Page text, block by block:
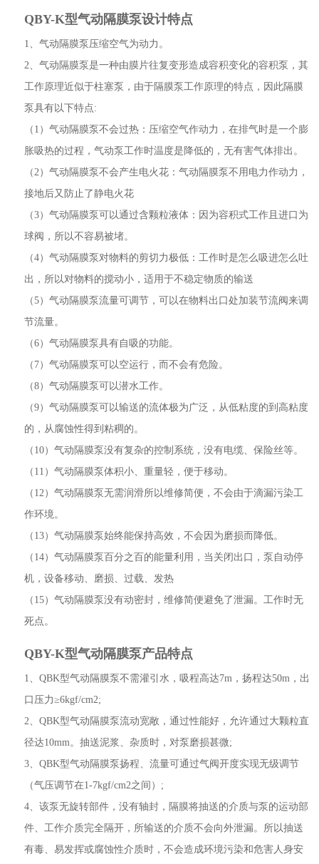
QBY-K型气动隔膜泵设计特点
1、气动隔膜泵压缩空气为动力。
2、气动隔膜泵是一种由膜片往复变形造成容积变化的容积泵，其
工作原理近似于柱塞泵，由于隔膜泵工作原理的特点，因此隔膜
泵具有以下特点:
（1）气动隔膜泵不会过热：压缩空气作动力，在排气时是一个膨
胀吸热的过程，气动泵工作时温度是降低的，无有害气体排出。
（2）气动隔膜泵不会产生电火花：气动隔膜泵不用电力作动力，
接地后又防止了静电火花
（3）气动隔膜泵可以通过含颗粒液体：因为容积式工作且进口为
球阀，所以不容易被堵。
（4）气动隔膜泵对物料的剪切力极低：工作时是怎么吸进怎么吐
出，所以对物料的搅动小，适用于不稳定物质的输送
（5）气动隔膜泵流量可调节，可以在物料出口处加装节流阀来调
节流量。
（6）气动隔膜泵具有自吸的功能。
（7）气动隔膜泵可以空运行，而不会有危险。
（8）气动隔膜泵可以潜水工作。
（9）气动隔膜泵可以输送的流体极为广泛，从低粘度的到高粘度
的，从腐蚀性得到粘稠的。
（10）气动隔膜泵没有复杂的控制系统，没有电缆、保险丝等。
（11）气动隔膜泵体积小、重量轻，便于移动。
（12）气动隔膜泵无需润滑所以维修简便，不会由于滴漏污染工
作环境。
（13）气动隔膜泵始终能保持高效，不会因为磨损而降低。
（14）气动隔膜泵百分之百的能量利用，当关闭出口，泵自动停
机，设备移动、磨损、过载、发热
（15）气动隔膜泵没有动密封，维修简便避免了泄漏。工作时无
死点。
QBY-K型气动隔膜泵产品特点
1、QBK型气动隔膜泵不需灌引水，吸程高达7m，扬程达50m，出
口压力≥6kgf/cm2;
2、QBK型气动隔膜泵流动宽敞，通过性能好，允许通过大颗粒直
径达10mm。抽送泥浆、杂质时，对泵磨损甚微;
3、QBK型气动隔膜泵扬程、流量可通过气阀开度实现无级调节
（气压调节在1-7kgf/cm2之间）;
4、该泵无旋转部件，没有轴封，隔膜将抽送的介质与泵的运动部
件、工作介质完全隔开，所输送的介质不会向外泄漏。所以抽送
有毒、易发挥或腐蚀性介质时，不会造成环境污染和危害人身安